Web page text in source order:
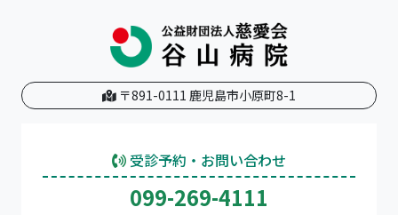
〒891-0111 鹿児島市小原町8-1
受診予約・お問い合わせ
099-269-4111